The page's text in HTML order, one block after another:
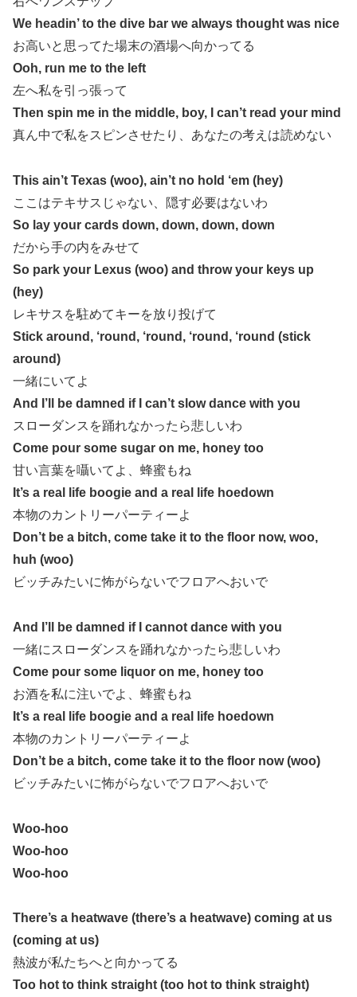
We headin’ to the dive bar we always thought was nice
お高いと思ってた場末の酒場へ向かってる
Ooh, run me to the left
左へ私を引っ張って
Then spin me in the middle, boy, I can’t read your mind
真ん中で私をスピンさせたり、あなたの考えは読めない
This ain’t Texas (woo), ain’t no hold ‘em (hey)
ここはテキサスじゃない、隠す必要はないわ
So lay your cards down, down, down, down
だから手の内をみせて
So park your Lexus (woo) and throw your keys up
(hey)
レキサスを駐めてキーを放り投げて
Stick around, ‘round, ‘round, ‘round, ‘round (stick
around)
一緒にいてよ
And I’ll be damned if I can’t slow dance with you
スローダンスを踊れなかったら悲しいわ
Come pour some sugar on me, honey too
甘い言葉を囁いてよ、蜂蜜もね
It’s a real life boogie and a real life hoedown
本物のカントリーパーティーよ
Don’t be a bitch, come take it to the floor now, woo,
huh (woo)
ビッチみたいに怖がらないでフロアへおいで
And I’ll be damned if I cannot dance with you
一緒にスローダンスを踊れなかったら悲しいわ
Come pour some liquor on me, honey too
お酒を私に注いでよ、蜂蜜もね
It’s a real life boogie and a real life hoedown
本物のカントリーパーティーよ
Don’t be a bitch, come take it to the floor now (woo)
ビッチみたいに怖がらないでフロアへおいで
Woo-hoo
Woo-hoo
Woo-hoo
There’s a heatwave (there’s a heatwave) coming at us
(coming at us)
熱波が私たちへと向かってる
Too hot to think straight (too hot to think straight)